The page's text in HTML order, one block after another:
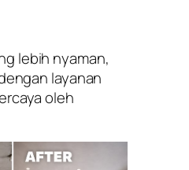
lebih nyaman,
layanan
oleh